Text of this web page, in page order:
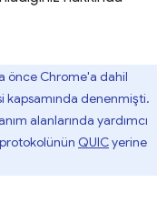
önce Chrome'a dahil
kapsamında denenmişti.
alanlarında yardımcı
QUICyerine